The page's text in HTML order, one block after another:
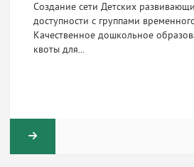
Создание сети Детских
доступности с группами
Качественное дошкольное
квоты для...